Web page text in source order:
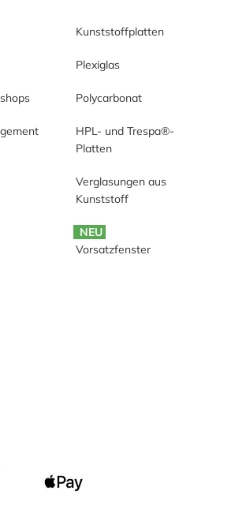
Kunststoffplatten
Plexiglas
Polycarbonat
HPL- und Trespa®-
Platten
Verglasungen aus
Kunststoff
NEU
Vorsatzfenster